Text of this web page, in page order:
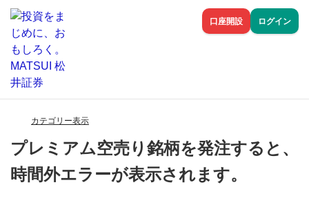
口座開設 ログイン
カテゴリー表示
プレミアム空売り銘柄を発注すると、
時間外エラーが表示されます。